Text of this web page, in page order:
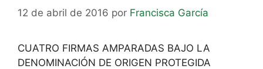
12 de abril de 2016 por Francisca García
CUATRO FIRMAS AMPARADAS BAJO LA
DENOMINACIÓN DE ORIGEN PROTEGIDA